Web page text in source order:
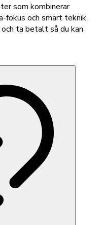
som kombinerar
fokus och smart teknik.
ta betalt så du kan